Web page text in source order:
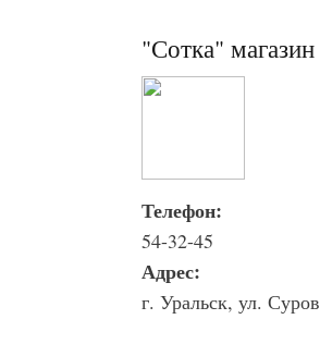
"Сотка" магазин
Телефон:
54-32-45
Адрес:
г. Уральск, ул.